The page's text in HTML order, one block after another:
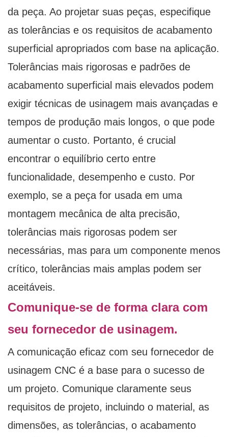
da peça. Ao projetar suas peças, especifique
as tolerâncias e os requisitos de acabamento
superficial apropriados com base na aplicação.
Tolerâncias mais rigorosas e padrões de
acabamento superficial mais elevados podem
exigir técnicas de usinagem mais avançadas e
tempos de produção mais longos, o que pode
aumentar o custo. Portanto, é crucial
encontrar o equilíbrio certo entre
funcionalidade, desempenho e custo. Por
exemplo, se a peça for usada em uma
montagem mecânica de alta precisão,
tolerâncias mais rigorosas podem ser
necessárias, mas para um componente menos
crítico, tolerâncias mais amplas podem ser
aceitáveis.
Comunique-se de forma clara com
seu fornecedor de usinagem.
A comunicação eficaz com seu fornecedor de
usinagem CNC é a base para o sucesso de
um projeto. Comunique claramente seus
requisitos de projeto, incluindo o material, as
dimensões, as tolerâncias, o acabamento